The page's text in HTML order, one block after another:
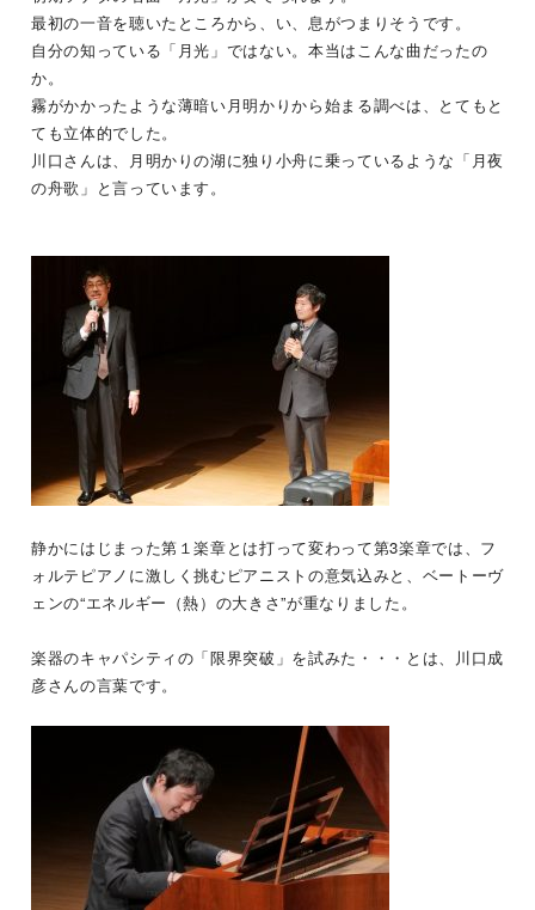
最初の一音を聴いたところから、い、息がつまりそうです。
自分の知っている「月光」ではない。本当はこんな曲だったの
か。
霧がかかったような薄暗い月明かりから始まる調べは、とてもと
ても立体的でした。
川口さんは、月明かりの湖に独り小舟に乗っているような「月夜
の舟歌」と言っています。
静かにはじまった第１楽章とは打って変わって第3楽章では、フ
ォルテピアノに激しく挑むピアニストの意気込みと、ベートーヴ
ェンの“エネルギー（熱）の大きさ”が重なりました。
楽器のキャパシティの「限界突破」を試みた・・・とは、川口成
彦さんの言葉です。